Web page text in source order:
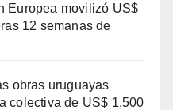
Europea movilizó US$
12 semanas de
obras uruguayas
colectiva de US$ 1.500